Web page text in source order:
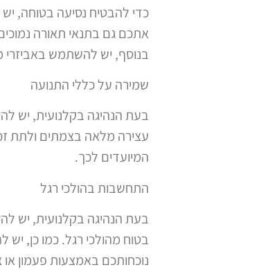
כדי להבטיח נסיעה בטוחה,
אתכם גם בתנאי תאורה
בנוסף, יש להשתמש באביזרי
שמירה על כללי התנועה
בעת הנהיגה בקלנועית, יש
עצירה מלאה בצמתים ולתת
המיועדים לכך.
התחשבות בהולכי רגל
בעת הנהיגה בקלנועית, יש
בטוח מהולכי רגל. כמו כן,
נוכחותכם באמצעות פעמון